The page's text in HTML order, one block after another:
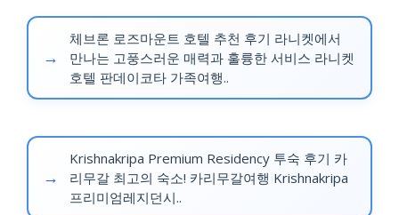
체브론 로즈마운트 호텔 추천 후기 라니켓에서
만나는 고풍스러운 매력과 훌륭한 서비스 라니켓
호텔 판데이코타 가족여행..
Krishnakripa Premium Residency 투숙 후기 카
리무갈 최고의 숙소! 카리무갈여행 Krishnakripa
프리미엄레지던시..